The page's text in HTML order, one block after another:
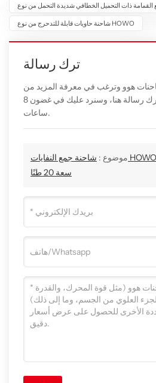
شاحنة حاويات قابلة للتدحرج من نوع HOWO
ترك رسالة
هوو وترغب في معرفة المزيد من
التفاصيل، يرجى ترك رسالة هنا، وسنرد عليك في غضون 8
ساعات.
موضوع : شاحنة جمع النفايات HOWO ذات رافعة خطافية
سعة 20 طنًا